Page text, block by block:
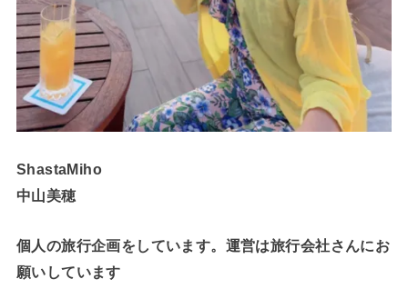
ShastaMiho
中山美穂
個人の旅行企画をしています。運営は旅行会社さんにお
願いしています